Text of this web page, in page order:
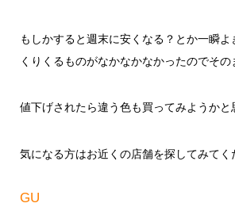
もしかすると週末に安くなる？とか一瞬よ
くりくるものがなかなかなかったのでその
値下げされたら違う色も買ってみようかと
気になる方はお近くの店舗を探してみてく
GU